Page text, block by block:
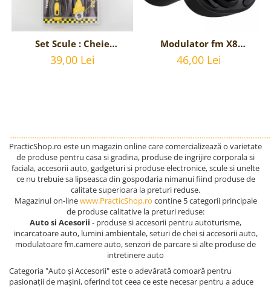
Set Scule : Cheie
Reglabila Universala si
Surubelnita stea si
39,00 Lei
Modulator fm X8
bluetooth 5.0 cu
handsfree, modulator
46,00 Lei
PracticShop.ro este un magazin online care comercializează o varietate
de produse pentru casa si gradina, produse de ingrijire corporala si
faciala, accesorii auto, gadgeturi si produse electronice, scule si unelte
ce nu trebuie sa lipseasca din gospodaria nimanui fiind produse de
calitate superioara la preturi reduse.
Magazinul on-linewww.PracticShop.ro contine 5 categorii principale
de produse calitative la preturi reduse:
Auto si Acesorii - produse si accesorii pentru autoturisme,
incarcatoare auto, lumini ambientale, seturi de chei si accesorii auto,
modulatoare fm.camere auto, senzori de parcare si alte produse de
intretinere auto
Categoria "Auto și Accesorii" este o adevărată comoară pentru
pasionații de mașini, oferind tot ceea ce este necesar pentru a aduce